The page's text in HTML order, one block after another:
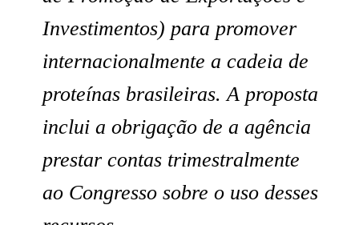
Investimentos) para promover
internacionalmente a cadeia de
proteínas brasileiras. A proposta
inclui a obrigação de a agência
prestar contas trimestralmente
ao Congresso sobre o uso desses